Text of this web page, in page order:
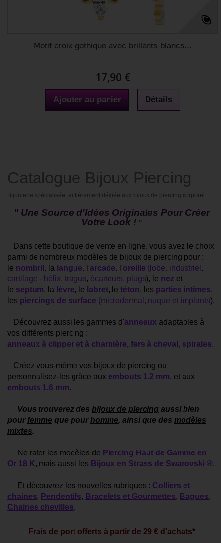
Motif croix gothique avec brillants blancs...
17,90 €
Ajouter au panier Détails
Catalogue Bijoux Piercing
Bijouterie spécialisée, entièrement dédiée aux bijoux de piercing corporel.
" Une Source d'Idées Originales Pour Créer
Votre Look ! "
Dans cette boutique de vente en ligne, vous avez le choix
parmi de nombreux modèles de bijoux de piercing pour :
le nombril , la langue, l'arcade, l'oreille ( lobe, industriel ,
cartilage - hélix, tragus, écarteurs, plugs), le nez et
le septum, la lèvre, le labret, le téton, les parties intimes,
les piercings de surface (microdermal , nuque et implants).
Découvrez aussi les gammes d'anneaux adaptables à
vos différents piercing :
anneaux à clipper et à charnière, fers à cheval , spirales.
Créez vous-même vos bijoux de piercing ou
personnalisez-les grâce aux embouts 1.2 mm, et aux
embouts 1.6 mm.
Vous trouverez des bijoux de piercing aussi bien
pour femme que pour homme, ainsi que des modèles
mixtes.
Ne rater les modèles de Piercing Haut de Gamme en
Or 18 K, mais aussi les Bijoux en Strass de Swarovski ®.
Et découvrez les nouvelles rubriques : Colliers et
chaines, Pendentifs, Bracelets et Gourmettes, Bagues,
Chaines chevilles.
Frais de port offerts à partir de 29 € d'achats*